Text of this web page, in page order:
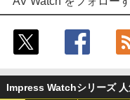
Impress Watchシリーズ